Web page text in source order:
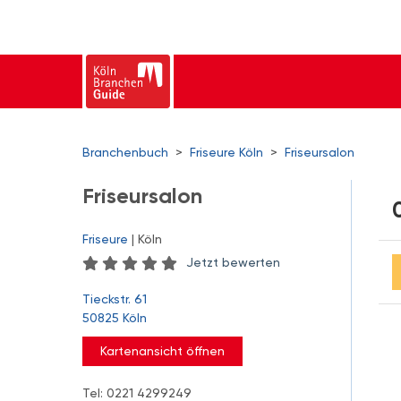
Branchenbuch > Friseure Köln > Friseursalon
Friseursalon
Friseure | Köln
Jetzt bewerten
Tieckstr. 61
50825 Köln
Kartenansicht öffnen
Tel: 0221 4299249